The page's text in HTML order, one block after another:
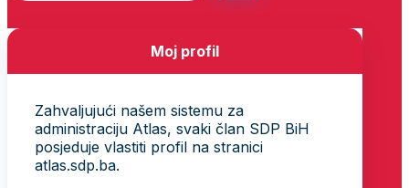
Moj profil
Zahvaljujući našem sistemu za
administraciju Atlas, svaki član SDP BiH
posjeduje vlastiti profil na stranici
atlas.sdp.ba.